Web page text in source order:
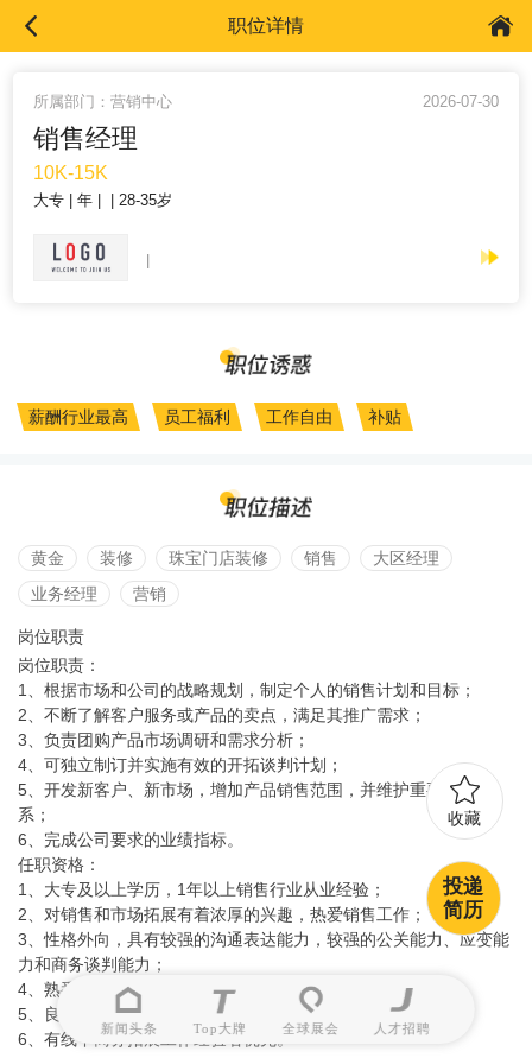
职位详情
所属部门：营销中心 2026-07-30
销售经理
10K-15K
大专 年 28-35岁
薪酬行业最高 员工福利 工作自由 补贴
黄金 装修 珠宝门店装修 销售
大区经理
业务经理
营销
岗位职责
岗位职责：
1、根据市场和公司的战略规划，制定个人的销售计划和目标；
2、不断了解客户服务或产品的卖点，满足其推广需求；
3、负责团购产品市场调研和需求分析；
4、可独立制订并实施有效的开拓谈判计划；
5、开发新客户、新市场，增加产品销售范围，并维护重要客户关
系；
6、完成公司要求的业绩指标。
任职资格：
1、大专及以上学历，1年以上销售行业从业经验；
2、对销售和市场拓展有着浓厚的兴趣，热爱销售工作；
3、性格外向，具有较强的沟通表达能力，较强的公关能力、应变能
力和商务谈判能力；
4、熟悉互联网，良好的计算机应用技能；
5、良好的客户服务意识，较强的品牌及营销策划能力；
6、有线下商务拓展工作经验者优先。
新闻头条 Top大牌 全球展会 人才招聘
收藏
投递
简历